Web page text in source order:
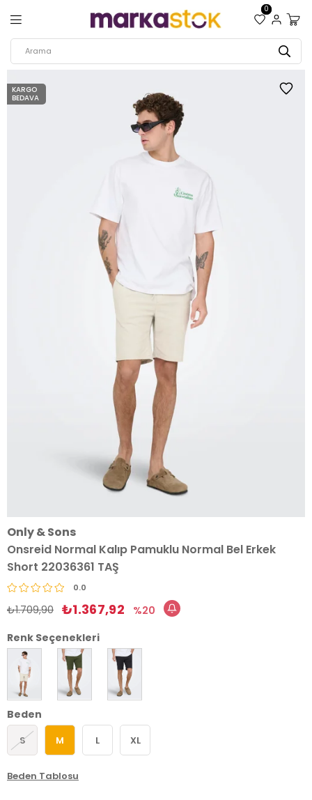
0
KARGO
BEDAVA
Only & Sons
Onsreid Normal Kalıp Pamuklu Normal Bel Erkek
Short 22036361 TAŞ
0.0
₺1.709,90 ₺1.367,92
20
Renk Seçenekleri
Beden
S M L XL
Beden Tablosu